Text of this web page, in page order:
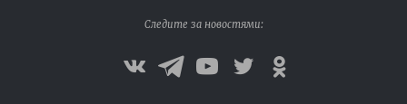
Следите за новостями: